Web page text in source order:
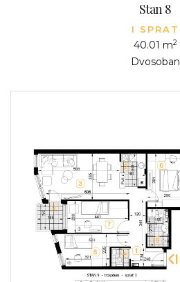
Stan 8
I SPRAT
40.01 m2
Dvosoban